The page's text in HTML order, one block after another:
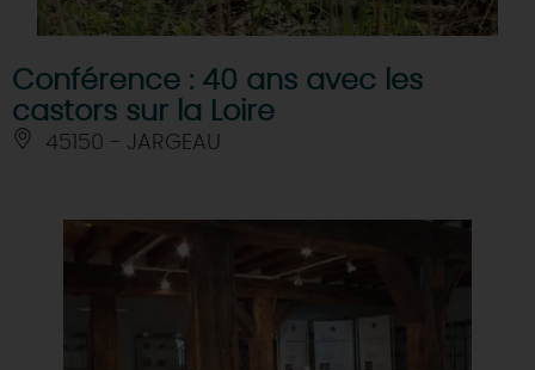
Conférence : 40 ans avec les
castors sur la Loire
45150 - JARGEAU